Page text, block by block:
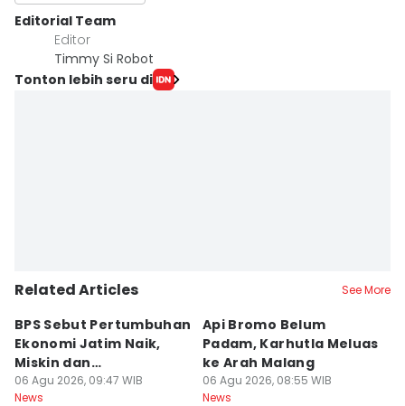
Editorial Team
Editor
Timmy Si Robot
Tonton lebih seru di
Related Articles See More
BPS Sebut Pertumbuhan
Ekonomi Jatim Naik,
Miskin dan
Pengangguran Turun
06 Agu 2026, 09:47 WIB
News
Api Bromo Belum
Padam, Karhutla Meluas
ke Arah Malang
06 Agu 2026, 08:55 WIB
News